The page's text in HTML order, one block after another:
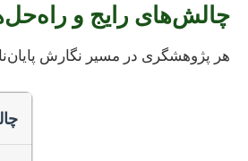
چالش‌های رایج و
هر پژوهشگری در مسیر نگارش